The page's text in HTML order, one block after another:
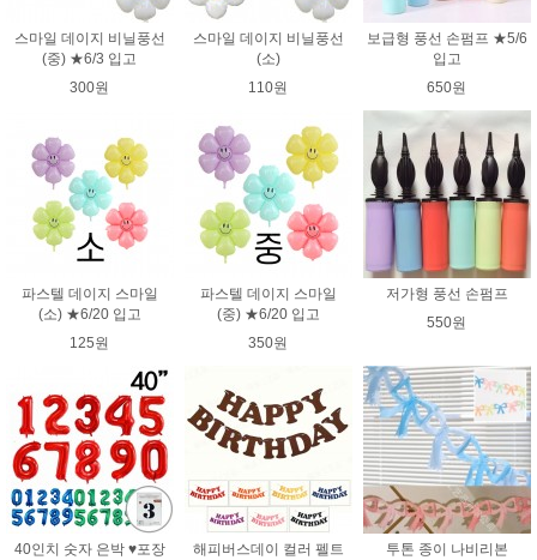
스마일 데이지 비닐풍선
(중) ★6/3 입고
300원
스마일 데이지 비닐풍선
(소)
110원
보급형 풍선 손펌프 ★5/6
입고
650원
파스텔 데이지 스마일
(소) ★6/20 입고
125원
파스텔 데이지 스마일
(중) ★6/20 입고
350원
저가형 풍선 손펌프
550원
40인치 숫자 은박 ♥포장
해피버스데이 컬러 펠트
투톤 종이 나비리본